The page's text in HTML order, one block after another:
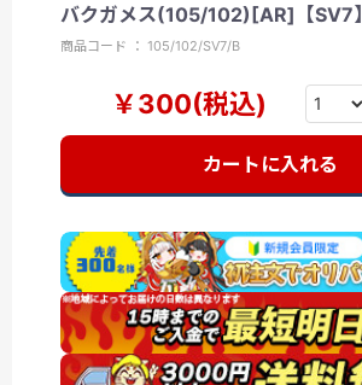
バクガメス(105/102)[AR]【SV7】
商品コード ： 105/102/SV7/B
￥300(税込)
カートに入れる